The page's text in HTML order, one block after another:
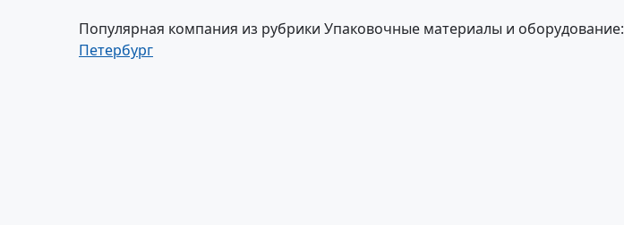
Популярная компания из рубрики Упаковочные материалы и оборудование:
Петербург